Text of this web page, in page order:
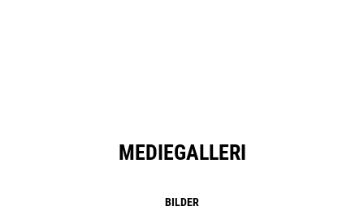
MEDIEGALLERI
BILDER